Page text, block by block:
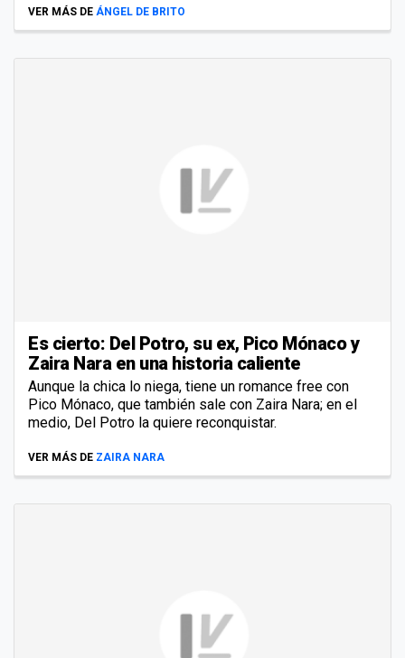
VER MÁS DE ÁNGEL DE BRITO
Es cierto: Del Potro, su ex, Pico Mónaco y
Zaira Nara en una historia caliente
Aunque la chica lo niega, tiene un romance free con
Pico Mónaco, que también sale con Zaira Nara; en el
medio, Del Potro la quiere reconquistar.
VER MÁS DE ZAIRA NARA